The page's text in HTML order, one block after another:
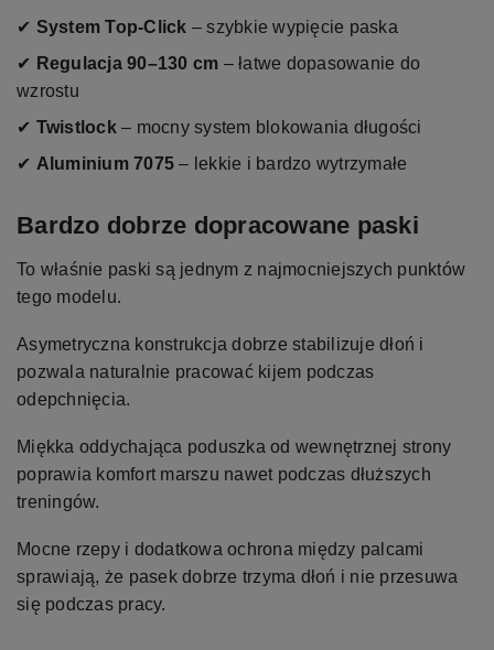
✔ System Top-Click – szybkie wypięcie paska
✔ Regulacja 90–130 cm – łatwe dopasowanie do
wzrostu
✔ Twistlock– mocny system blokowania długości
✔ Aluminium 7075 – lekkie i bardzo wytrzymałe
Bardzo dobrze dopracowane paski
To właśnie paski są jednym z najmocniejszych punktów
tego modelu.
Asymetryczna konstrukcja dobrze stabilizuje dłoń i
pozwala naturalnie pracować kijem podczas
odepchnięcia.
Miękka oddychająca poduszka od wewnętrznej strony
poprawia komfort marszu nawet podczas dłuższych
treningów.
Mocne rzepy i dodatkowa ochrona między palcami
sprawiają, że pasek dobrze trzyma dłoń i nie przesuwa
się podczas pracy.